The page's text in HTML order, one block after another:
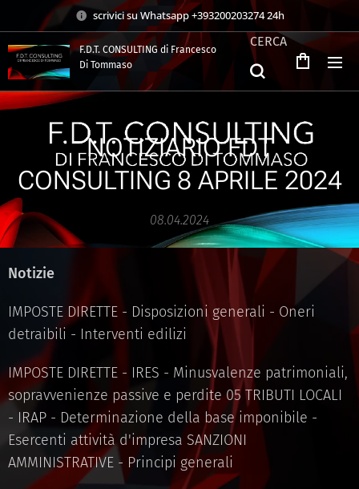
scrivici su Whatsapp +393200203274 24h
F.D.T. CONSULTING di Francesco
Di Tommaso
CERCA
NOTIZIARIO FDT
CONSULTING 8 APRILE 2024
08.04.2024
Notizie
IMPOSTE DIRETTE - Disposizioni generali - Oneri
detraibili - Interventi edilizi
IMPOSTE DIRETTE - IRES - Minusvalenze patrimoniali,
sopravvenienze passive e perdite 05 TRIBUTI LOCALI
- IRAP - Determinazione della base imponibile -
Esercenti attività d'impresa SANZIONI
AMMINISTRATIVE - Principi generali